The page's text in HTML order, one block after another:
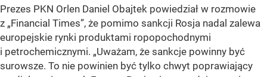
Prezes PKN Orlen Daniel Obajtek powiedział w rozmowie
z „Financial Times”, że pomimo sankcji Rosja nadal zalewa
europejskie rynki produktami ropopochodnymi
i petrochemicznymi. „Uważam, że sankcje powinny być
surowsze. To nie powinien być tylko chwyt poprawiający